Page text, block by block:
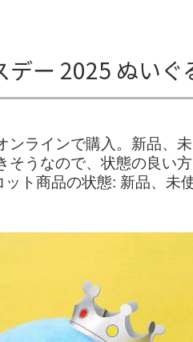
デー 2025 ぬい
ンラインで購入。新品、
そうなので、状態の良い
ット商品の状態: 新品、